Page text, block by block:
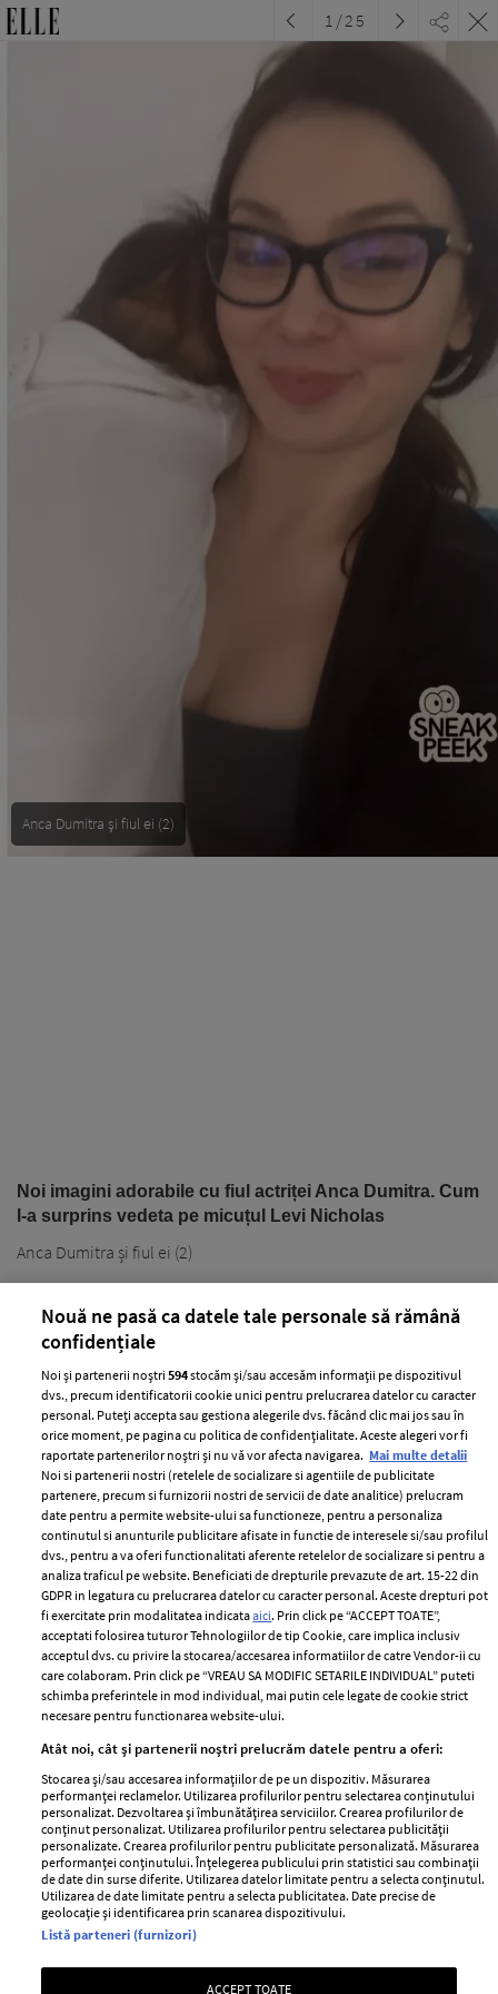
Anca Dumitra și fiul ei (2)
Noi imagini adorabile cu fiul actriței Anca Dumitra. Cum
l-a surprins vedeta pe micuțul Levi Nicholas
Anca Dumitra și fiul ei (2)
1 /25
PARTENERI
Unul dintre cele mai folosite
aeroporturi din Europa își
închide complet porțile timp
de trei luni. Milioane de
pasageri, afectați
Un vecin instruit poate salva o
viață. Vezi despre ce e vorba
Intră în culisele noii colecții
Vara care te schimbă: cum
transformi fiecare amintire
Nouă ne pasă ca datele tale personale să rămână
confidențiale
Noi și partenerii noștri594stocăm și/sau accesăm informații pe dispozitivul
dvs., precum identificatorii cookie unici pentru prelucrarea datelor cu caracter
personal. Puteți accepta sau gestiona alegerile dvs. făcând clic mai jos sau în
orice moment, pe pagina cu politica de confidențialitate. Aceste alegeri vor fi
raportate partenerilor noștri și nu vă vor afecta navigarea. Mai multe detalii
Noi si partenerii nostri (retelele de socializare si agentiile de publicitate
partenere, precum si furnizorii nostri de servicii de date analitice) prelucram
date pentru a permite website-ului sa functioneze, pentru a personaliza
continutul si anunturile publicitare afisate in functie de interesele si/sau profilul
dvs., pentru a va oferi functionalitati aferente retelelor de socializare si pentru a
analiza traficul pe website. Beneficiati de drepturile prevazute de art. 15-22 din
GDPR in legatura cu prelucrarea datelor cu caracter personal. Aceste drepturi pot
fi exercitate prin modalitatea indicataaici. Prin click pe “ACCEPT TOATE”,
acceptati folosirea tuturor Tehnologiilor de tip Cookie, care implica inclusiv
acceptul dvs. cu privire la stocarea/accesarea informatiilor de catre Vendor-ii cu
care colaboram. Prin click pe “VREAU SA MODIFIC SETARILE INDIVIDUAL” puteti
schimba preferintele in mod individual, mai putin cele legate de cookie strict
necesare pentru functionarea website-ului.
Atât noi, cât și partenerii noștri prelucrăm datele pentru a oferi:
Stocarea și/sau accesarea informațiilor de pe un dispozitiv. Măsurarea
performanței reclamelor. Utilizarea profilurilor pentru selectarea conținutului
personalizat. Dezvoltarea și îmbunătățirea serviciilor. Crearea profilurilor de
conținut personalizat. Utilizarea profilurilor pentru selectarea publicității
personalizate. Crearea profilurilor pentru publicitate personalizată. Măsurarea
performanței conținutului. Înțelegerea publicului prin statistici sau combinații
de date din surse diferite. Utilizarea datelor limitate pentru a selecta conținutul.
Utilizarea de date limitate pentru a selecta publicitatea. Date precise de
geolocație și identificarea prin scanarea dispozitivului.
Listă parteneri (furnizori)
ACCEPT TOATE